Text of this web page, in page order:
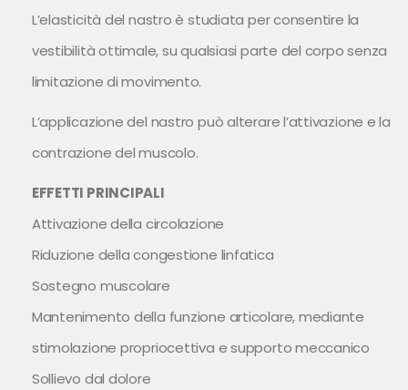
L’elasticità del nastro è studiata per consentire la
vestibilità ottimale, su qualsiasi parte del corpo senza
limitazione di movimento.
L’applicazione del nastro può alterare l’attivazione e la
contrazione del muscolo.
EFFETTI PRINCIPALI
Attivazione della circolazione
Riduzione della congestione linfatica
Sostegno muscolare
Mantenimento della funzione articolare, mediante
stimolazione propriocettiva e supporto meccanico
Sollievo dal dolore